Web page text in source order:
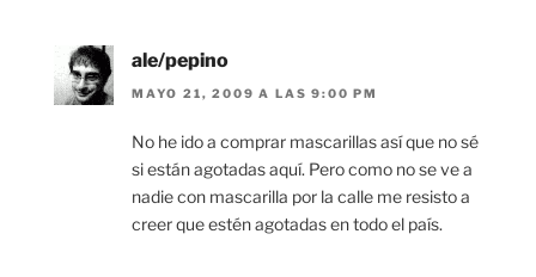
ale/pepino
MAYO 21, 2009 A LAS 9:00 PM
No he ido a comprar mascarillas así que no sé
si están agotadas aquí. Pero como no se ve a
nadie con mascarilla por la calle me resisto a
creer que estén agotadas en todo el país.